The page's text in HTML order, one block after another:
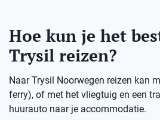
Hoe kun je het
Trysil reizen?
Naar Trysil Noorwegen reizen kan
ferry), of met het vliegtuig en een
huurauto naar je accommodatie.